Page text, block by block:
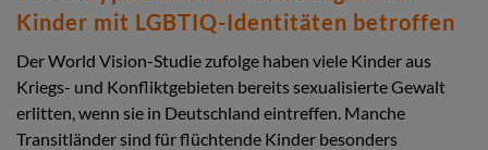
Kinder mit LGBTIQ-Identitäten betroffen
Der World Vision-Studie zufolge haben viele Kinder aus
Kriegs- und Konfliktgebieten bereits sexualisierte Gewalt
erlitten, wenn sie in Deutschland eintreffen. Manche
Transitländer sind für flüchtende Kinder besonders